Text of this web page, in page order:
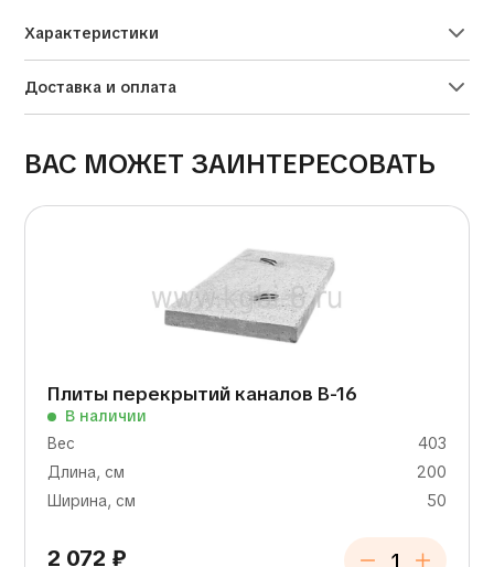
Характеристики
Доставка и оплата
ВАС МОЖЕТ ЗАИНТЕРЕСОВАТЬ
Плиты перекрытий каналов В-16
В наличии
Вес
403
Длина, см
200
Ширина, см
50
2 072 ₽